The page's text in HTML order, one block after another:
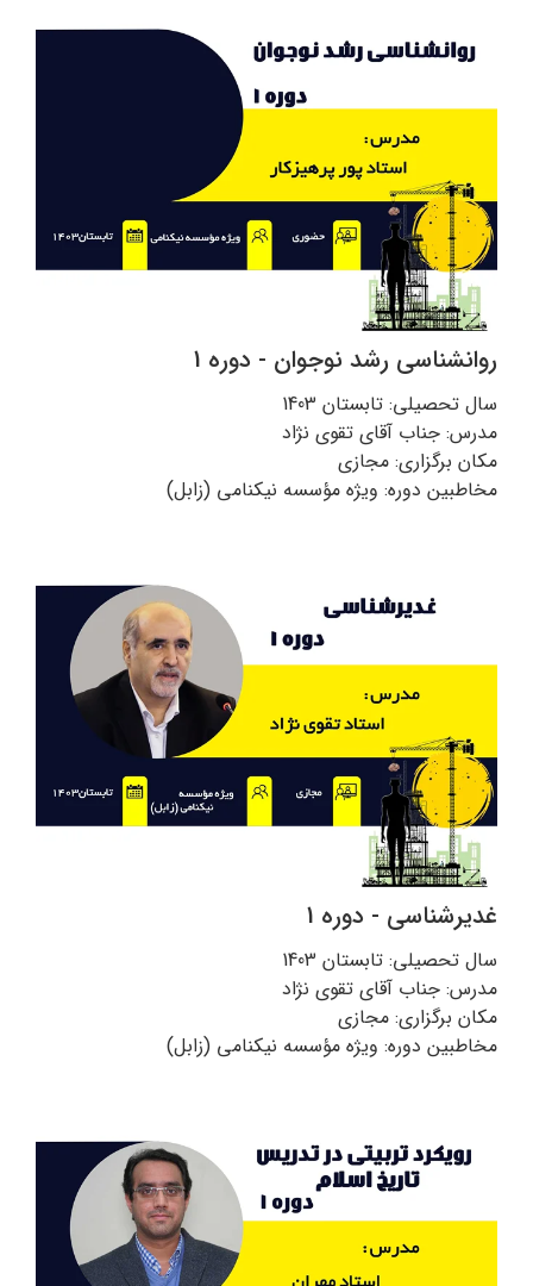
روانشناسی رشد نوجوان - دوره 1
سال تحصیلی: تابستان 1403
مدرس: جناب آقای تقوی نژاد
مکان برگزاری: مجازی
مخاطبین دوره: ویژه مؤسسه نیکنامی (زابل)
غدیرشناسی - دوره 1
سال تحصیلی: تابستان 1403
مدرس: جناب آقای تقوی نژاد
مکان برگزاری: مجازی
مخاطبین دوره: ویژه مؤسسه نیکنامی (زابل)